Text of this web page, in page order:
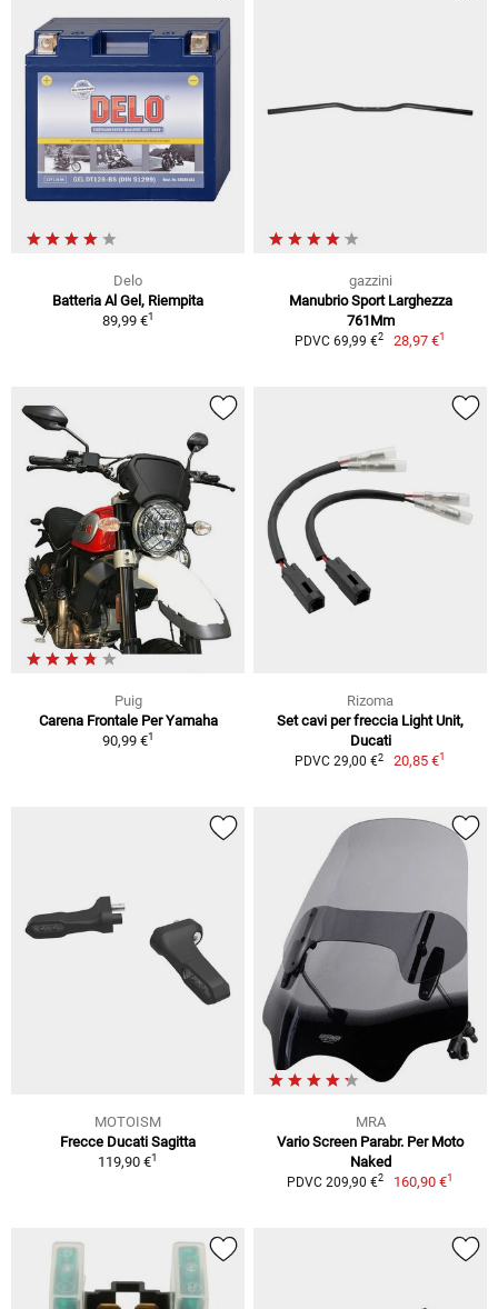
Delo
Batteria Al Gel, Riempita
89,99 €1
gazzini
Manubrio Sport Larghezza
761Mm
PDVC 69,99 €2 28,97 €1
Puig
Carena Frontale Per Yamaha
90,99 €1
Rizoma
Set cavi per freccia Light Unit,
Ducati
PDVC 29,00 €2 20,85 €1
MOTOISM
Frecce Ducati Sagitta
119,90 €1
MRA
Vario Screen Parabr. Per Moto
Naked
PDVC 209,90 €2 160,90 €1